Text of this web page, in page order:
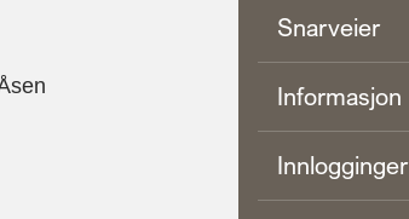
Snarveier
Informasjon
Innlogginger